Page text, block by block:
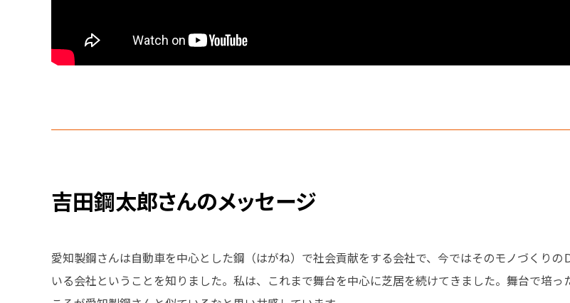
吉田鋼太郎さんのメッセージ
愛知製鋼さんは自動車を中心とした鋼（はがね）で社会貢献をする会社で、今ではそのモノづくり
いる会社ということを知りました。私は、これまで舞台を中心に芝居を続けてきました。舞台で培